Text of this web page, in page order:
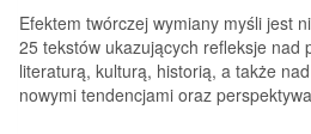
Efektem twórczej wymiany myśli jest
25 tekstów ukazujących refleksje nad
literaturą, kulturą, historią, a także
nowymi tendencjami oraz